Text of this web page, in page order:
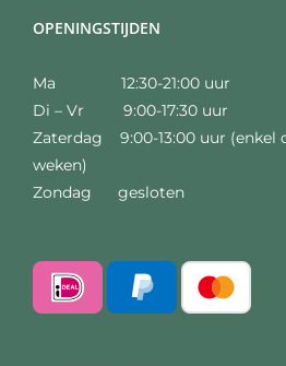
OPENINGSTIJDEN
Ma 12:30-21:00 uur
Di – Vr 9:00-17:30 uur
Zaterdag 9:00-13:00 uur (enkel
weken)
Zondag gesloten